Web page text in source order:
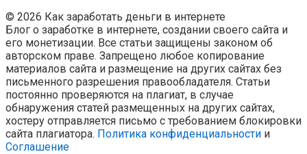
© 2026 Как заработать деньги в интернете
Блог о заработке в интернете, создании своего сайта и
его монетизации. Все статьи защищены законом об
авторском праве. Запрещено любое копирование
материалов сайта и размещение на других сайтах без
письменного разрешения правообладателя. Статьи
постоянно проверяются на плагиат, в случае
обнаружения статей размещенных на других сайтах,
хостеру отправляется письмо с требованием блокировки
сайта плагиатора. Политика конфиденциальности и
Соглашение